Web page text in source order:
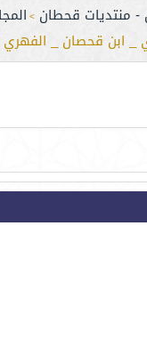
منتديات قحطان >
_ ابن قحصان _